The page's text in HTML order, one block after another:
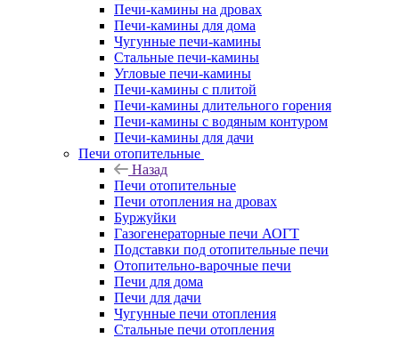
Печи-камины на дровах
Печи-камины для дома
Чугунные печи-камины
Стальные печи-камины
Угловые печи-камины
Печи-камины с плитой
Печи-камины длительного горения
Печи-камины с водяным контуром
Печи-камины для дачи
Печи отопительные
Назад
Печи отопительные
Печи отопления на дровах
Буржуйки
Газогенераторные печи АОГТ
Подставки под отопительные печи
Отопительно-варочные печи
Печи для дома
Печи для дачи
Чугунные печи отопления
Стальные печи отопления